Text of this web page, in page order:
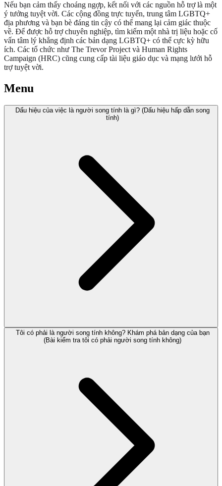
Nếu bạn cảm thấy choáng ngợp, kết nối với các nguồn hỗ trợ là một
ý tưởng tuyệt vời. Các cộng đồng trực tuyến, trung tâm LGBTQ+
địa phương và bạn bè đáng tin cậy có thể mang lại cảm giác thuộc
về. Để được hỗ trợ chuyên nghiệp, tìm kiếm một nhà trị liệu hoặc cố
vấn tâm lý khẳng định các bản dạng LGBTQ+ có thể cực kỳ hữu
ích. Các tổ chức như The Trevor Project và Human Rights
Campaign (HRC) cũng cung cấp tài liệu giáo dục và mạng lưới hỗ
trợ tuyệt vời.
Menu
Dấu hiệu của việc là người song tính là gì? (Dấu hiệu hấp dẫn song
tính)
Tôi có phải là người song tính không? Khám phá bản dạng của bạn
(Bài kiểm tra tôi có phải người song tính không)